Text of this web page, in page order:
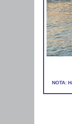
NOTA: